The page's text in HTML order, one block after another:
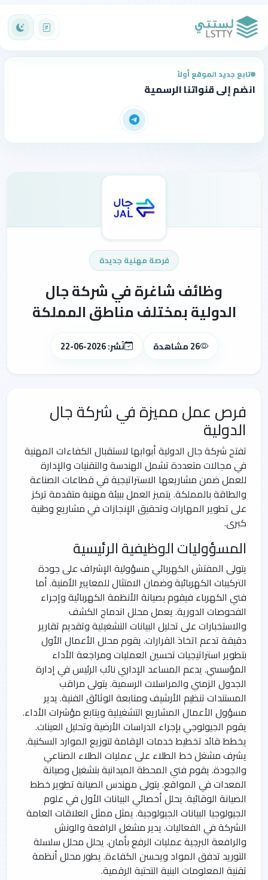
تابع جديد الموقع أولاً
انضم إلى قنواتنا الرسمية
فرصة مهنية جديدة
وظائف شاغرة في شركة جال
الدولية بمختلف مناطق المملكة
26 مشاهدة نُشر: 2026-06-22
فرص عمل مميزة في شركة جال
الدولية
تفتح شركة جال الدولية أبوابها لاستقبال الكفاءات المهنية
في مجالات متعددة تشمل الهندسة والتقنيات والإدارة
للعمل ضمن مشاريعها الاستراتيجية في قطاعات الصناعة
والطاقة بالمملكة. يتميز العمل ببيئة مهنية متقدمة تركز
على تطوير المهارات وتحقيق الإنجازات في مشاريع وطنية
كبرى.
المسؤوليات الوظيفية الرئيسية
يتولى المفتش الكهربائي مسؤولية الإشراف على جودة
التركيبات الكهربائية وضمان الامتثال للمعايير الأمنية. أما
فني الكهرباء فيقوم بصيانة الأنظمة الكهربائية وإجراء
الفحوصات الدورية. يعمل محلل اندماج الكشف
والاستخبارات على تحليل البيانات التشغيلية وتقديم تقارير
دقيقة تدعم اتخاذ القرارات. يقوم محلل الأعمال الأول
بتطوير استراتيجيات تحسين العمليات ومراجعة الأداء
المؤسسي. يدعم المساعد الإداري نائب الرئيس في إدارة
الجدول الزمني والمراسلات الرسمية. يتولى مراقب
المستندات تنظيم الأرشيف ومتابعة الوثائق الفنية. يدير
مسؤول الأعمال المشاريع التشغيلية ويتابع مؤشرات الأداء.
يقوم الجيولوجي بإجراء الدراسات الأرضية وتحليل العينات.
يخطط قائد تخطيط خدمات الإقامة لتوزيع الموارد السكنية.
يشرف مشغل خط الطلاء على عمليات الطلاء الصناعي
والجودة. يقوم فني المحطة الميدانية بتشغيل وصيانة
المعدات في المواقع. يتولى مهندس الصيانة تطوير خطط
الصيانة الوقائية. يحلل أخصائي البيانات الأول في علوم
الجيولوجيا البيانات الجيولوجية. يمثل ممثل العلاقات العامة
الشركة في الفعاليات. يدير مشغل الرافعة والونش
والرافعة البرجية عمليات الرفع بأمان. يحلل محلل سلسلة
التوريد تدفق المواد ويحسن الكفاءة. يطور محلل أنظمة
تقنية المعلومات البنية التحتية الرقمية.